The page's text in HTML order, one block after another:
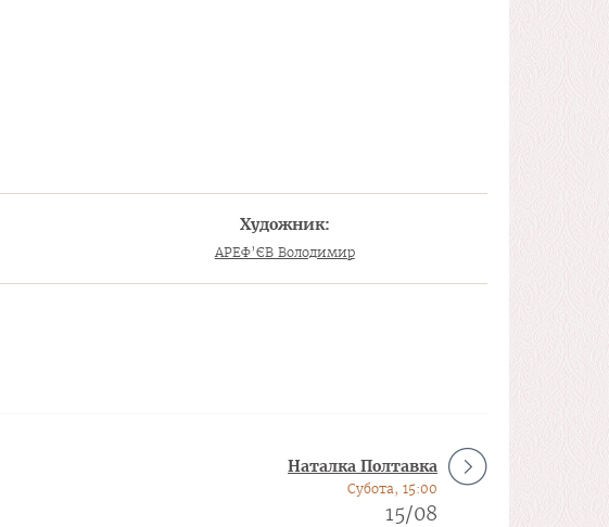
Художник:
АРЕФ’ЄВ Володимир
Наталка Полтавка
Субота, 15:00
15/08